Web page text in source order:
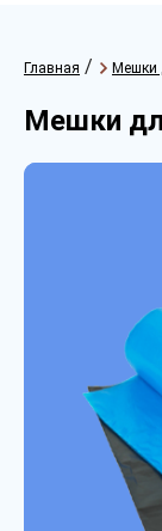
Главная / Мешки
Мешки